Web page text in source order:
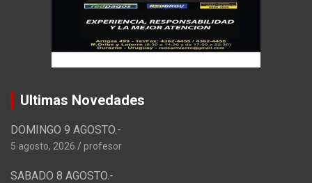
Ultimas Novedades
DOMINGO 9 AGOSTO.-
5 agosto, 2026 profesor
SABADO 8 AGOSTO.-